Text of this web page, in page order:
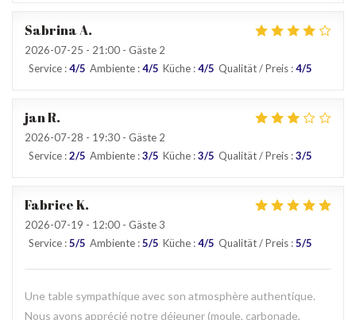
SabrinaA
2026-07-25 - 21:00 - Gäste 2
Service :4/5 Ambiente :4/5 Küche :4/5 Qualität / Preis :4/5
janR
2026-07-28 - 19:30 - Gäste 2
Service :2/5 Ambiente :3/5 Küche :3/5 Qualität / Preis :3/5
FabriceK
2026-07-19 - 12:00 - Gäste 3
Service :5/5 Ambiente :5/5 Küche :4/5 Qualität / Preis :5/5
Une table sympathique avec son atmosphère authentique.
Nous avons apprécié notre déjeuner (moule, carbonade,